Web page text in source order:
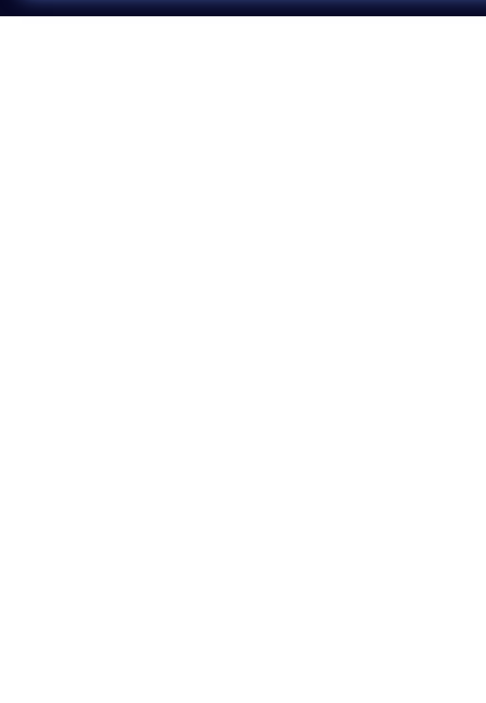
高效性等方面